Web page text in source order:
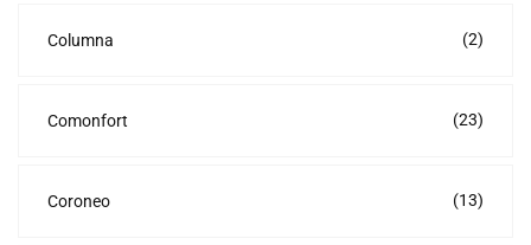
Columna (2)
Comonfort (23)
Coroneo (13)